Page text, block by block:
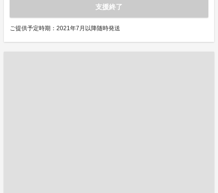
支援終了
ご提供予定時期：2021年7月以降随時発送